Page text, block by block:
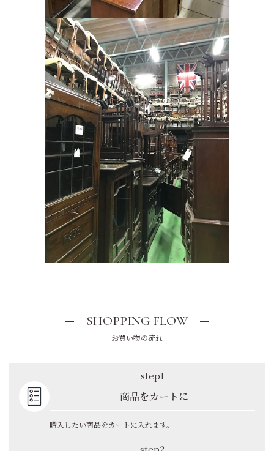
SHOPPING FLOW
お買い物の流れ
step1
商品をカートに
購入したい商品をカートに入れます。